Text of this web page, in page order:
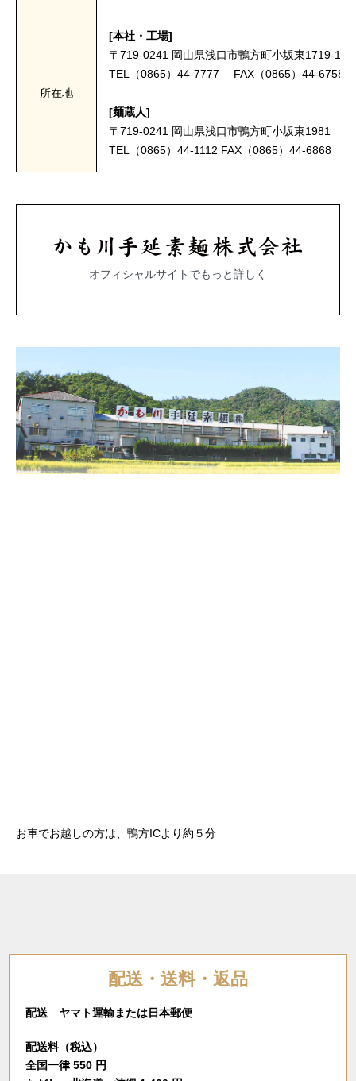
所在地
[本社・工場]
〒719-0241 岡山県浅口市鴨方町小坂東1719-1
TEL（0865）44-7777 FAX（0865）44-6758
[麺蔵人]
〒719-0241 岡山県浅口市鴨方町小坂東1981
TEL（0865）44-1112 FAX（0865）44-6868
オフィシャルサイトでもっと詳しく
お車でお越しの方は、鴨方ICより約５分
配送・送料・返品
配送 ヤマト運輸または日本郵便
配送料（税込）
全国一律 550 円